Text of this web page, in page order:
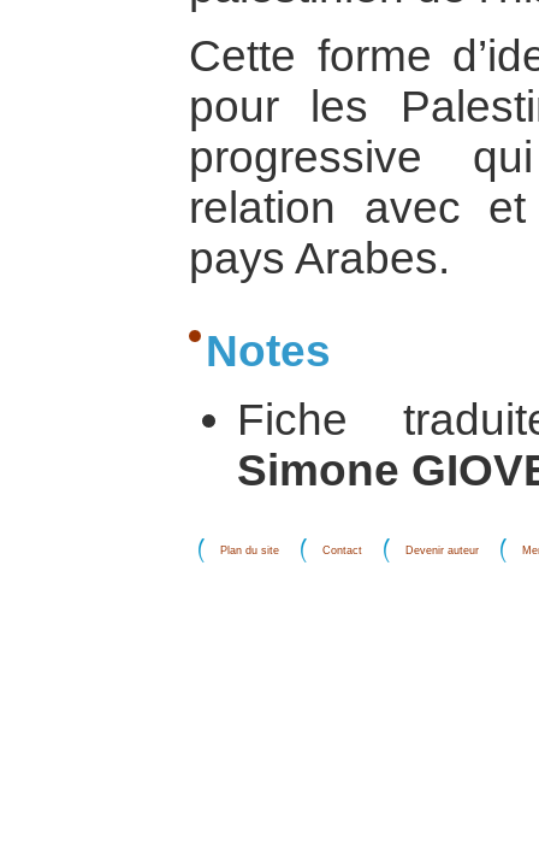
Cette forme
pour les
progressive
relation avec
pays Arabes.
Notes
Fiche
Simone
Plan du site Contact Devenir auteur